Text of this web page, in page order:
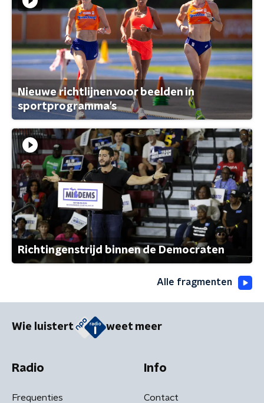
Nieuwe richtlijnen voor beelden in
sportprogramma's
Richtingenstrijd binnen de Democraten
Alle fragmenten
Wie luistert weet meer
Radio
Frequenties
Info
Contact